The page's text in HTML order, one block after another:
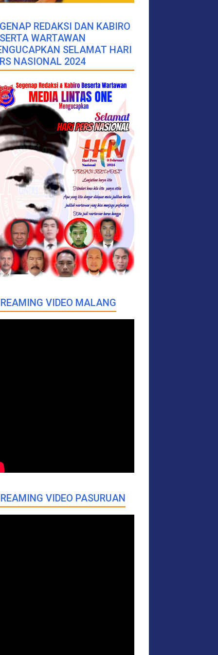
REDAKSI DAN KABIRO
WARTAWAN
SELAMAT HARI
NASIONAL 2024
VIDEO MALANG
VIDEO PASURUAN